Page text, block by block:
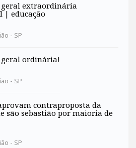
geral extraordinária
| educação
- SP
geral ordinária!
- SP
contraproposta da
são sebastião por maioria de
- SP